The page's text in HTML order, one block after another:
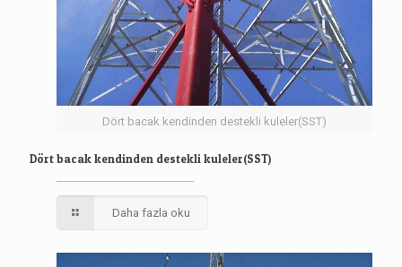
Dört bacak kendinden destekli kuleler(SST)
Dört bacak kendinden destekli kuleler(SST)
Daha fazla oku